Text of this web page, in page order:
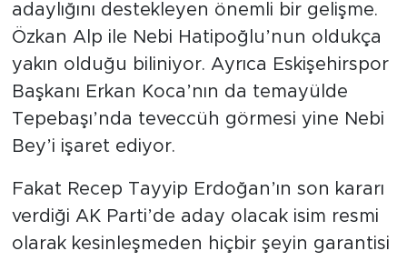
adaylığını destekleyen önemli bir gelişme.
Özkan Alp ile Nebi Hatipoğlu’nun oldukça
yakın olduğu biliniyor. Ayrıca Eskişehirspor
Başkanı Erkan Koca’nın da temayülde
Tepebaşı’nda teveccüh görmesi yine Nebi
Bey’i işaret ediyor.
Fakat Recep Tayyip Erdoğan’ın son kararı
verdiği AK Parti’de aday olacak isim resmi
olarak kesinleşmeden hiçbir şeyin garantisi